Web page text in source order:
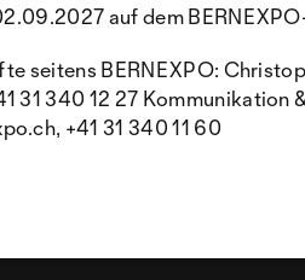
auf dem
seitens BERNEXPO:
31 340 12 27 Kommunikation
+41 31 340 11 60